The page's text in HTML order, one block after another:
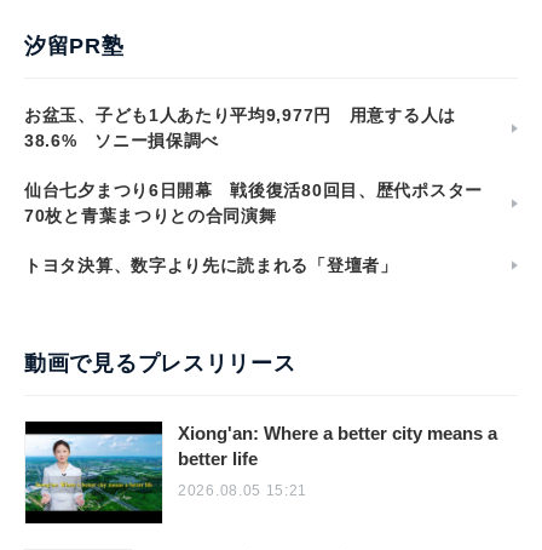
汐留PR塾
お盆玉、子ども1人あたり平均9,977円 用意する人は
38.6% ソニー損保調べ
仙台七夕まつり6日開幕 戦後復活80回目、歴代ポスター
70枚と青葉まつりとの合同演舞
トヨタ決算、数字より先に読まれる「登壇者」
動画で見るプレスリリース
Xiong'an: Where a better city means a
better life
2026.08.05 15:21